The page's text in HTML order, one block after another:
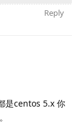
Reply
是centos 5.x 你